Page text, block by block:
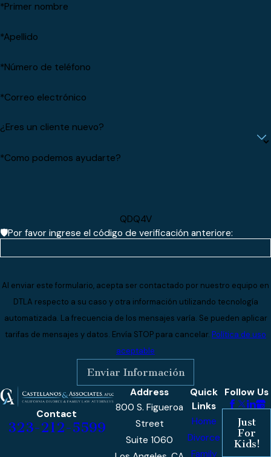
*Primer nombre
*Apellido
*Número de teléfono
*Correo electrónico
¿Eres un cliente nuevo?
*Como podemos ayudarte?
QDQ4V
🛡️Por favor ingrese el código de verificación anteriore:
Al enviar este formulario, acepta ser contactado por nuestro equipo en
DTLA respecto a su caso y otra información utilizando tecnología
automatizada. La frecuencia de los mensajes varía. Se pueden aplicar
tarifas de mensajes y datos. Envía STOP para cancelar. Política de uso
aceptable
Enviar Información
Contact
323-212-5599
Address
800 S. Figueroa
Street
Suite 1060
Quick
Links
Home
Divorce
Family
Follow Us
Just
For
Kids!